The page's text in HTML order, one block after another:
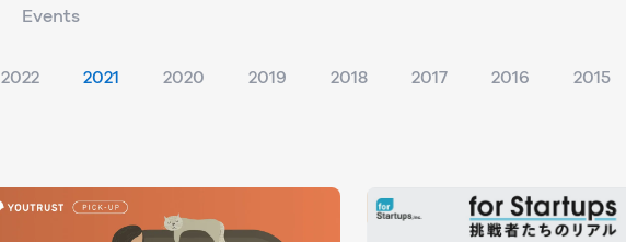
Events
2022 2021 2020 2019 2018 2017 2016 2015